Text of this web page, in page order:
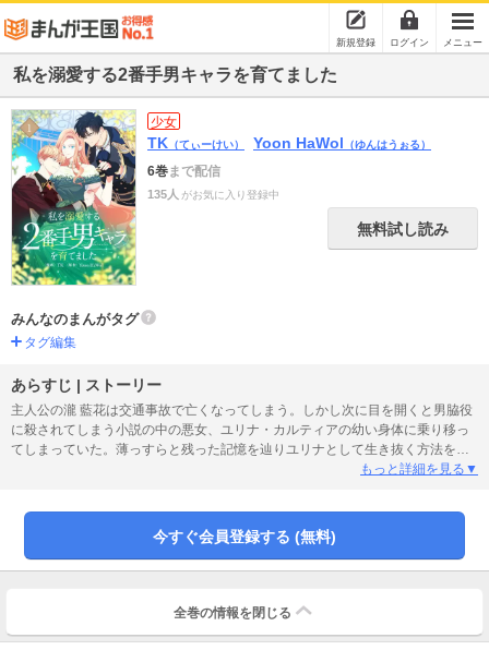
新規登録 ログイン メニュー
私を溺愛する2番手男キャラを育てました
少女
TK （てぃーけい） Yoon HaWol （ゆんはうぉる）
6巻まで配信
135人 がお気に入り登録中
無料試し読み
みんなのまんがタグ
タグ編集
あらすじ | ストーリー
主人公の瀧 藍花は交通事故で亡くなってしまう。しかし次に目を開くと男脇役
に殺されてしまう小説の中の悪女、ユリナ・カルティアの幼い身体に乗り移っ
てしまっていた。薄っすらと残った記憶を辿りユリナとして生き抜く方法を探
す。将来ユリナを殺す男脇役キャラを孤児院から連れてきて自らパトロンとな
もっと詳細を見る▼
今すぐ会員登録する (無料)
全巻の情報を 閉じる